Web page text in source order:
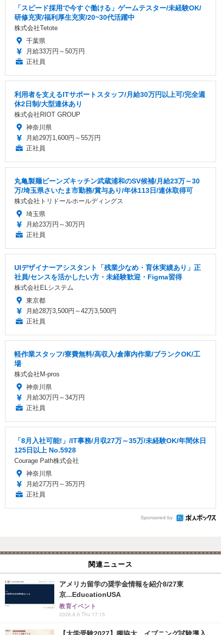
「スピード採用で今すぐ働ける」ゲームテスター/未経験OK/
研修充実/福利厚生充実/20~30代活躍中
株式会社Tetote
千葉県
月給33万円～50万円
正社員
利用者を支えるITサポートスタッフ/月給30万円以上可/完全週
休2日制/大型連休あり
株式会社RIOT GROUP
神奈川県
月給29万1,600円～55万円
正社員
丸亀製麺ビーンズキッチン武蔵浦和のSV候補/月給23万～30
万/埼玉県さいたま市勤務/賞与あり/年休113日/連休取得可
株式会社トリドールホールディングス
埼玉県
月給23万円～30万円
正社員
UIデザイナーアシスタント「残業少なめ・育休実績あり」正
社員/センスを活かしたい方・未経験歓迎・Figma習得
株式会社ELシステム
東京都
月給28万3,500円～42万3,500円
正社員
軽作業スタッフ/寮費無料/高収入/倉庫内作業/ブランクOK/工
場
株式会社M-pros
神奈川県
月給30万円～34万円
正社員
「8月入社可能!」/IT事務/月収27万～35万/未経験OK/年間休日
125日以上 No.5928
Courage Path株式会社
神奈川県
月給27万円～35万円
正社員
Sponsored by
関連ニュース
アメリカ留学の奨学金情報を紹介8/27東
京...EducationUSA
教育イベント
2026.8.6 Thu 17:15
【大学受験2027】獨協大、イブニング試験導入...